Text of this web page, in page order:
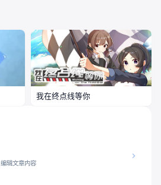
我在终点线等你
编辑文章内容